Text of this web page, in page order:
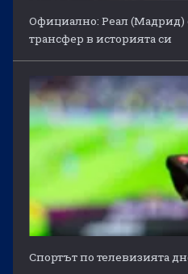
Официално: Реал
трансфер в историята си
Спортът по телевизията